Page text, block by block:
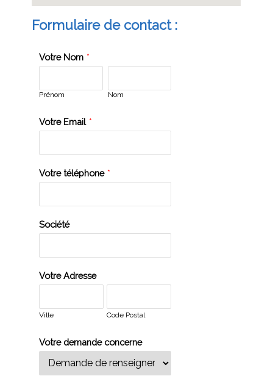
Formulaire de contact :
Votre Nom *
Prénom Nom
Votre Email *
Votre téléphone *
Société
Votre Adresse
Ville Code Postal
Votre demande concerne